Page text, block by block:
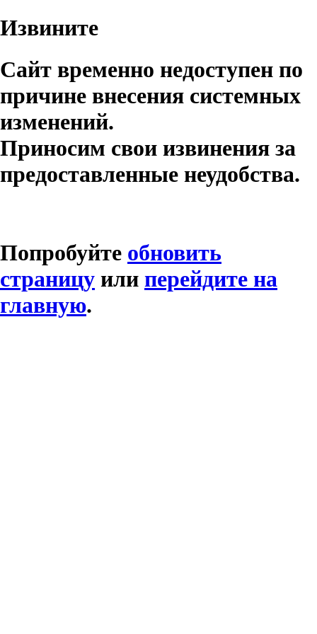
Извините
Сайт временно недоступен по
причине внесения системных
изменений.
Приносим свои извинения за
предоставленные неудобства.
Попробуйте обновить
страницу или перейдите на
главную.